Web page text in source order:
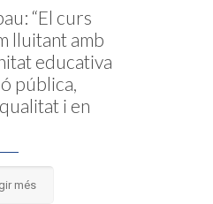
“El curs
lluitant amb
educativa
pública,
i en
més